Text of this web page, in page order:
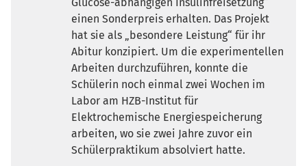
einen Sonderpreis erhalten. Das Projekt
hat sie als „besondere Leistung“ für ihr
Abitur konzipiert. Um die experimentellen
Arbeiten durchzuführen, konnte die
Schülerin noch einmal zwei Wochen im
Labor am HZB-Institut für
Elektrochemische Energiespeicherung
arbeiten, wo sie zwei Jahre zuvor ein
Schülerpraktikum absolviert hatte.